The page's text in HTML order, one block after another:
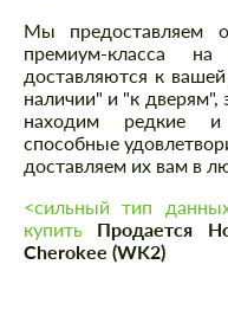
Мы предоставляем
премиум-класса
доставляются к
наличии" и "к
находим редкие и
способные
доставляем их вам в
<сильный тип
купить Продается
Cherokee (WK2)